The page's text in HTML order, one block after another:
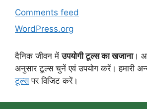
Comments feed
WordPress.org
दैनिक जीवन मेंउपयोगी टूल्स का खजाना।
अनुसार टूल्स चुनें एवं उपयोग करें। हमारी
टूल्सपर विजिट करें।